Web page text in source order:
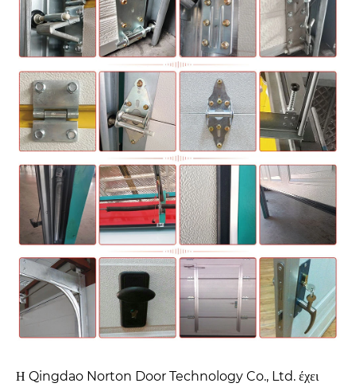
Η Qingdao Norton Door Technology Co., Ltd. έχει